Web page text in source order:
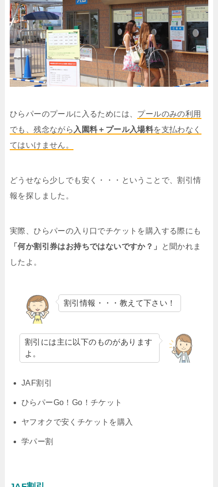
ひらパーのプールに入るためには、 プールのみの利用
でも、残念ながら 入園料＋プール入場料を支払わなく
てはいけません。
どうせなら少しでも安く・・・ということで、割引情
報を探しました。
実際、ひらパーの入り口でチケットを購入する際にも
「何か割引券はお持ちではないですか？」
と聞かれま
したよ。
割引情報・・・教えて下さい！
割引には主に以下のものがあります
よ。
JAF割引
ひらパーGo！Go！チケット
ヤフオクで安くチケットを購入
学パー割